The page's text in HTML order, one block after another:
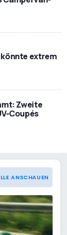
extrem
Zweite
Coupés
ANSCHAUEN